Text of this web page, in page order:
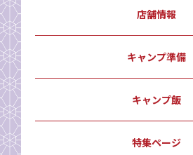
店舗情報
キャンプ準備
キャンプ飯
特集ページ